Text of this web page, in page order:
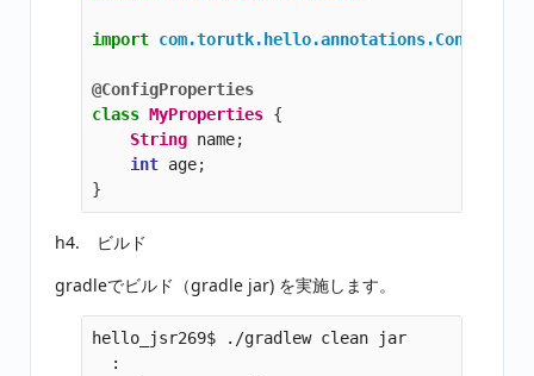
import
@ConfigProperties
class MyProperties {
String name;
int age;
}
h4. ビルド
gradleでビルド（gradle jar) を実施します。
hello_jsr269$ ./gradlew clean jar
  :